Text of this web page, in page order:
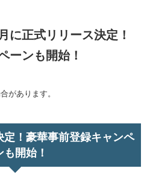
に正式リリース決定！
ーンも開始！
があります。
定！豪華事前登録キャンペ
も開始！